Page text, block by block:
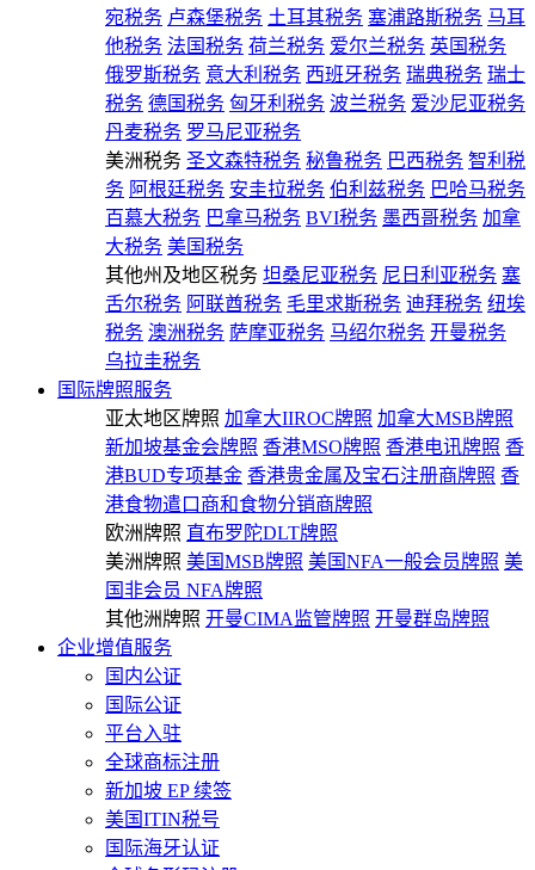
宛税务 卢森堡税务 土耳其税务 塞浦路斯税务 马耳
他税务 法国税务 荷兰税务 爱尔兰税务 英国税务
俄罗斯税务 意大利税务 西班牙税务 瑞典税务 瑞士
税务 德国税务 匈牙利税务 波兰税务 爱沙尼亚税务
丹麦税务 罗马尼亚税务
美洲税务 圣文森特税务 秘鲁税务 巴西税务 智利税
务 阿根廷税务 安圭拉税务 伯利兹税务 巴哈马税务
百慕大税务 巴拿马税务 BVI税务 墨西哥税务 加拿
大税务 美国税务
其他州及地区税务 坦桑尼亚税务 尼日利亚税务 塞
舌尔税务 阿联酋税务 毛里求斯税务 迪拜税务 纽埃
税务 澳洲税务 萨摩亚税务 马绍尔税务 开曼税务
乌拉圭税务
国际牌照服务
亚太地区牌照 加拿大IIROC牌照 加拿大MSB牌照
新加坡基金会牌照 香港MSO牌照 香港电讯牌照 香
港BUD专项基金 香港贵金属及宝石注册商牌照 香
港食物遣口商和食物分销商牌照
欧洲牌照 直布罗陀DLT牌照
美洲牌照 美国MSB牌照 美国NFA一般会员牌照 美
国非会员 NFA牌照
其他洲牌照 开曼CIMA监管牌照 开曼群岛牌照
企业增值服务
国内公证
国际公证
平台入驻
全球商标注册
新加坡 EP 续签
美国ITIN税号
国际海牙认证